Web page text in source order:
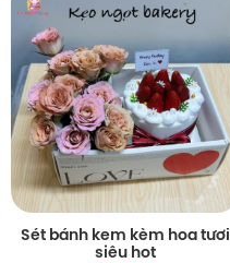
Sét bánh kem kèm hoa tươi
siêu hot